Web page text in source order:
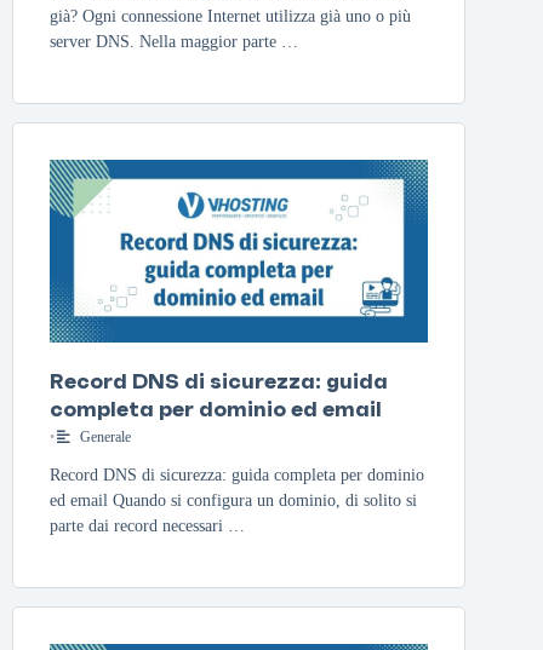
già? Ogni connessione Internet utilizza già uno o più
server DNS. Nella maggior parte …
Record DNS di sicurezza: guida
completa per dominio ed email
• Generale
Record DNS di sicurezza: guida completa per dominio
ed email Quando si configura un dominio, di solito si
parte dai record necessari …